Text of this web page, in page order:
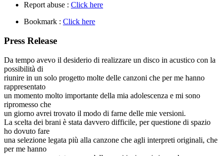
Report abuse : Click here
Bookmark : Click here
Press Release
Da tempo avevo il desiderio di realizzare un disco in acustico con la
possibilità di
riunire in un solo progetto molte delle canzoni che per me hanno
rappresentato
un momento molto importante della mia adolescenza e mi sono
ripromesso che
un giorno avrei trovato il modo di farne delle mie versioni.
La scelta dei brani è stata davvero difficile, per questione di spazio
ho dovuto fare
una selezione legata più alla canzone che agli interpreti originali, che
per me hanno